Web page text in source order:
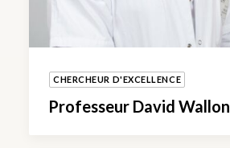
CHERCHEUR D'EXCELLENCE
Professeur David Wallon